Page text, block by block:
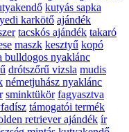
kutyás sapka
karkötő ajándék
tacskós ajándék takaró
maszk kesztyű kopó
bulldogos nyaklánc
drótszőrű vizsla mudis
németjuhász nyaklánc
sminktükör fagyasztva
támogatói termék
retriever ajándék ír